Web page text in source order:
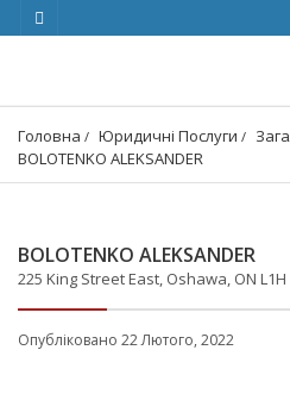
Головна Юридичні Послуги
BOLOTENKO ALEKSANDER
BOLOTENKO ALEKSANDER
225 King Street East, Oshawa, ON
Опубліковано 22 Лютого, 2022